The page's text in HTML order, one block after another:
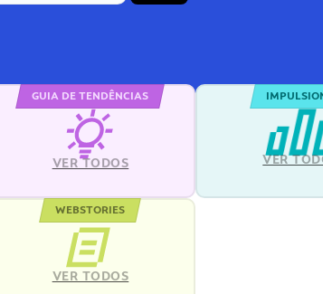
GUIA DE TENDÊNCIAS
VER TODOS VER
WEBSTORIES
VER TODOS